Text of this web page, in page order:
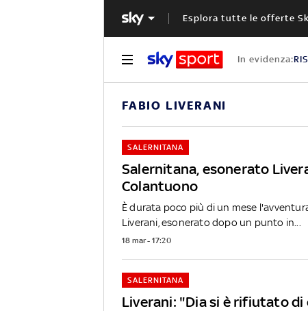
Esplora tutte le offerte
In evidenza:
FABIO LIVERANI
Salernitana, esonerato
Colantuono
SALERNITANA
È durata poco più di un mese
Liverani, esonerato dopo un punto in...
18 mar - 17:20
Liverani: "Dia si è rifiutato
SALERNITANA